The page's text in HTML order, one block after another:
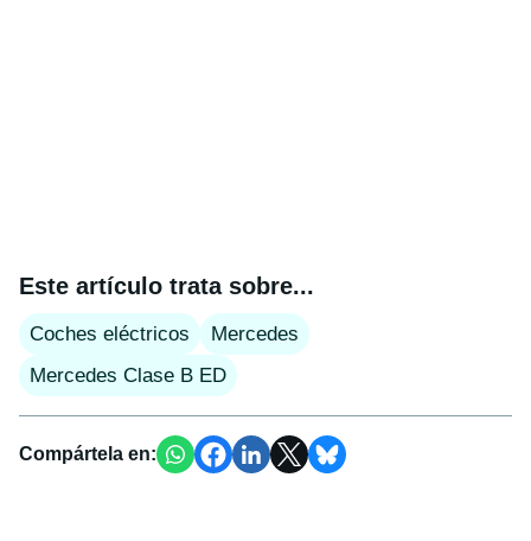
Este artículo trata sobre...
Coches eléctricos
Mercedes
Mercedes Clase B ED
Compártela en: